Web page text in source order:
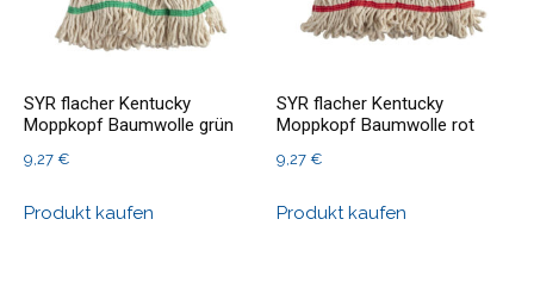
SYR flacher Kentucky
Moppkopf Baumwolle grün
9,27 €
Produkt kaufen
SYR flacher Kentucky
Moppkopf Baumwolle rot
9,27€
Produkt kaufen